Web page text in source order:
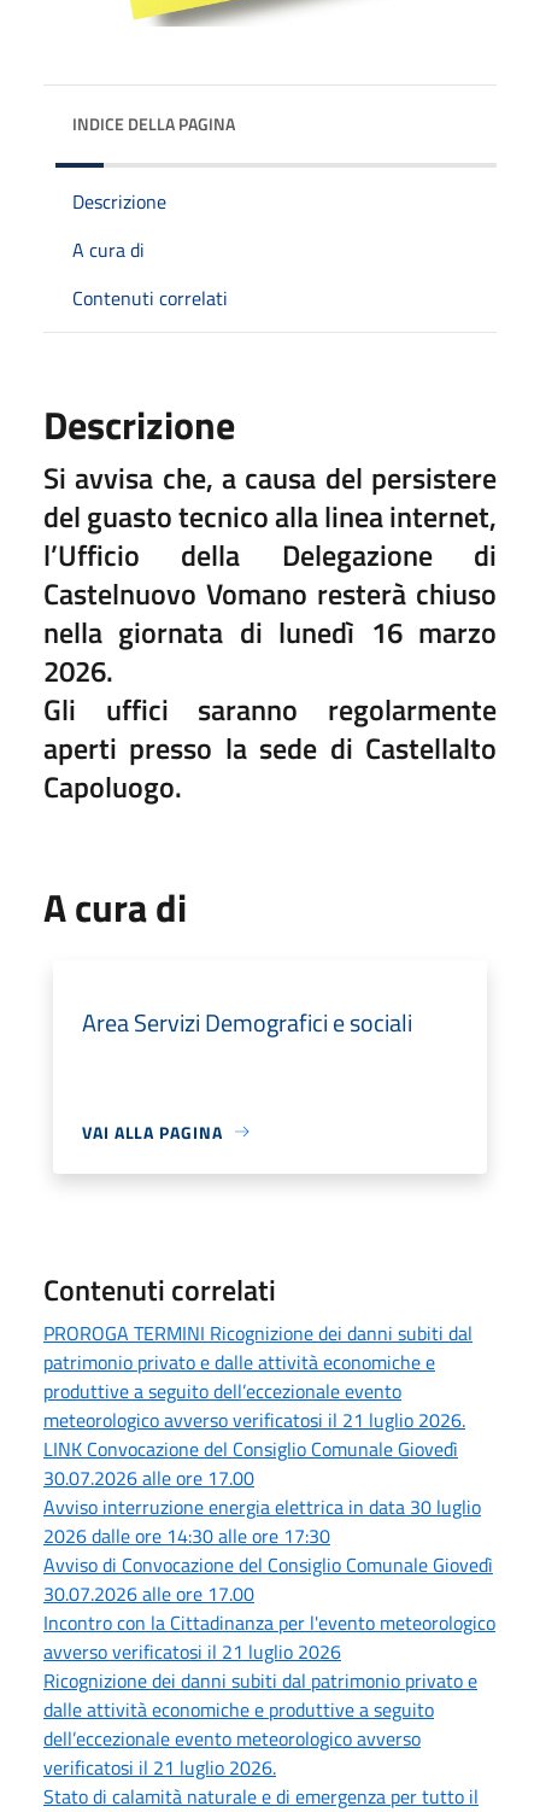
INDICE DELLA PAGINA
Descrizione
A cura di
Contenuti correlati
Descrizione
Si avvisa che, a causa del persistere
del guasto tecnico alla linea internet,
l’Ufficio della Delegazione di
Castelnuovo Vomano resterà chiuso
nella giornata di lunedì 16 marzo
2026.
Gli uffici saranno regolarmente
aperti presso la sede di Castellalto
Capoluogo.
A cura di
Area Servizi Demografici e sociali
VAI ALLA PAGINA
Contenuti correlati
PROROGA TERMINI Ricognizione dei danni subiti dal
patrimonio privato e dalle attività economiche e
produttive a seguito dell’eccezionale evento
meteorologico avverso verificatosi il 21 luglio 2026.
LINK Convocazione del Consiglio Comunale Giovedì
30.07.2026 alle ore 17.00
Avviso interruzione energia elettrica in data 30 luglio
2026 dalle ore 14:30 alle ore 17:30
Avviso di Convocazione del Consiglio Comunale Giovedì
30.07.2026 alle ore 17.00
Incontro con la Cittadinanza per l'evento meteorologico
avverso verificatosi il 21 luglio 2026
Ricognizione dei danni subiti dal patrimonio privato e
dalle attività economiche e produttive a seguito
dell’eccezionale evento meteorologico avverso
verificatosi il 21 luglio 2026.
Stato di calamità naturale e di emergenza per tutto il